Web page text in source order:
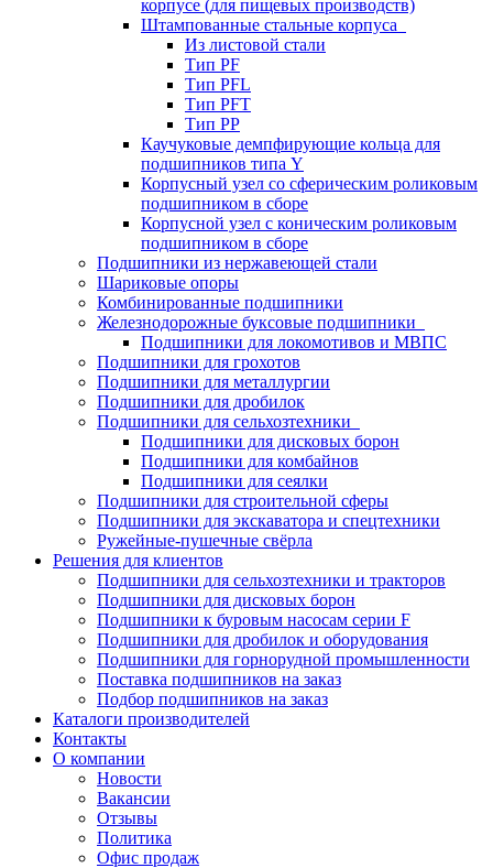
корпусе (для пищевых производств)
Штампованные стальные корпуса
Из листовой стали
Тип PF
Тип PFL
Тип PFT
Тип PP
Каучуковые демпфирующие кольца для
подшипников типа Y
Корпусный узел со сферическим роликовым
подшипником в сборе
Корпусной узел с коническим роликовым
подшипником в сборе
Подшипники из нержавеющей стали
Шариковые опоры
Комбинированные подшипники
Железнодорожные буксовые подшипники
Подшипники для локомотивов и МВПС
Подшипники для грохотов
Подшипники для металлургии
Подшипники для дробилок
Подшипники для сельхозтехники
Подшипники для дисковых борон
Подшипники для комбайнов
Подшипники для сеялки
Подшипники для строительной сферы
Подшипники для экскаватора и спецтехники
Ружейные-пушечные свёрла
Решения для клиентов
Подшипники для сельхозтехники и тракторов
Подшипники для дисковых борон
Подшипники к буровым насосам серии F
Подшипники для дробилок и оборудования
Подшипники для горнорудной промышленности
Поставка подшипников на заказ
Подбор подшипников на заказ
Каталоги производителей
Контакты
О компании
Новости
Вакансии
Отзывы
Политика
Офис продаж